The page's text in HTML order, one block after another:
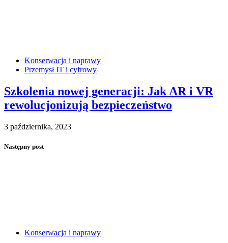
Konserwacja i naprawy
Przemysł IT i cyfrowy
Szkolenia nowej generacji: Jak AR i VR
rewolucjonizują bezpieczeństwo
3 października, 2023
Następny post
Konserwacja i naprawy